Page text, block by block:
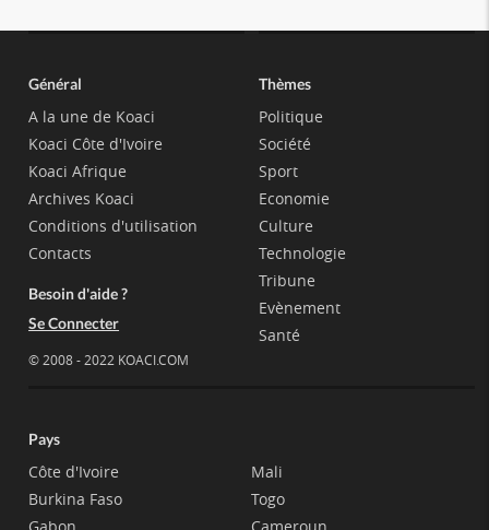
Général
A la une de Koaci
Koaci Côte d'Ivoire
Koaci Afrique
Archives Koaci
Conditions d'utilisation
Contacts
Besoin d'aide ?
Se Connecter
© 2008 - 2022 KOACI.COM
Thèmes
Politique
Société
Sport
Economie
Culture
Technologie
Tribune
Evènement
Santé
Pays
Côte d'Ivoire
Burkina Faso
Mali
Togo